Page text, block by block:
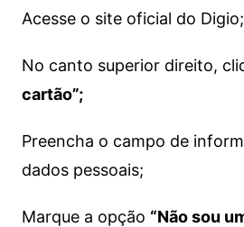
Acesse o site oficial do Digio;
No canto superior direito,
cartão”;
Preencha o campo de
dados pessoais;
Marque a opção “Não sou